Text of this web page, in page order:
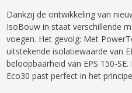
Dankzij de ontwikkeling van
IsoBouw in staat verschillende
voegen. Het gevolg: Met
uitstekende isolatiewaarde van
beloopbaarheid van EPS 150-
Eco30 past perfect in het